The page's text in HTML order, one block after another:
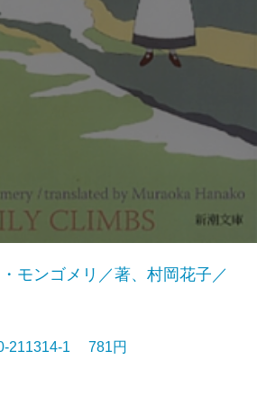
モンゴメリ／著、村岡花子／
211314-1 781円